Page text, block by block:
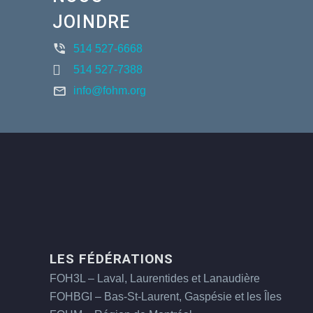
JOINDRE
514 527-6668
514 527-7388
info@fohm.org
LES FÉDÉRATIONS
FOH3L – Laval, Laurentides et Lanaudière
FOHBGI – Bas-St-Laurent, Gaspésie et les Îles